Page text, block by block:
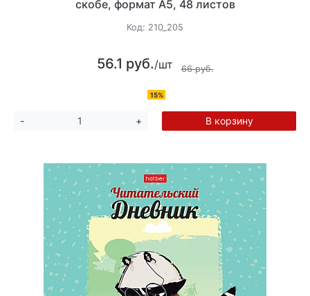
скобе, формат А5, 48 листов
Код: 210_205
56.1 руб./шт 66 руб.
15%
- + В корзину